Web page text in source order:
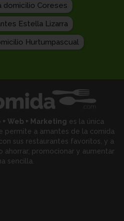
domicilio Coreses
Estella Lizarra
Hurtumpascual
Web + Marketing es la única
permite a amantes de la comida
sus restaurantes favoritos, y a
promocionar y aumentar
sencilla.